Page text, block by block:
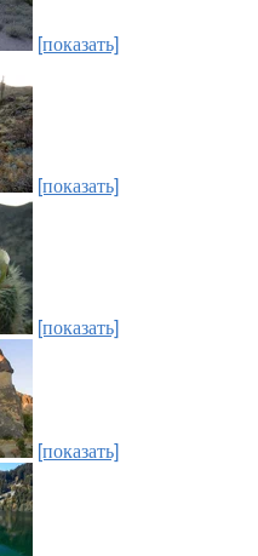
[показать]
[показать]
[показать]
[показать]